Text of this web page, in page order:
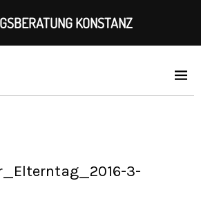
3-
KONSTANZ